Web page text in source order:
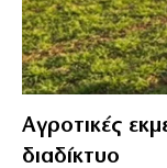
Αγροτικές
διαδίκτυο